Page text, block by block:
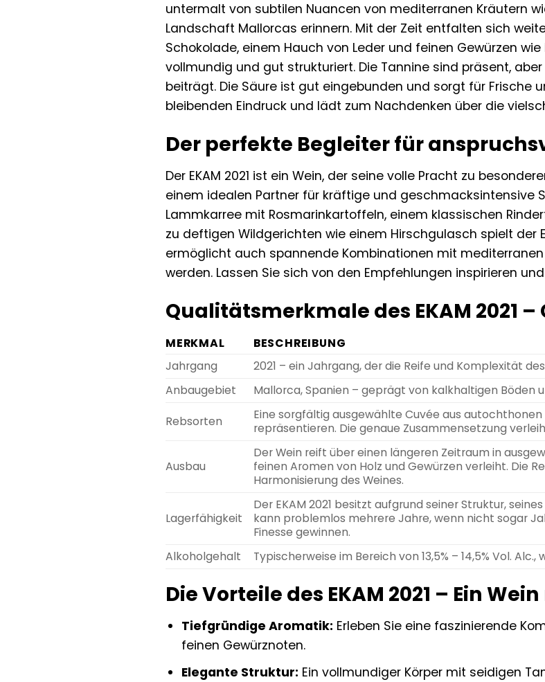
untermalt von subtilen Nuancen von mediterranen Kräutern
Landschaft Mallorcas erinnern. Mit der Zeit entfalten sich
Schokolade, einem Hauch von Leder und feinen Gewürzen
vollmundig und gut strukturiert. Die Tannine sind präsent,
beiträgt. Die Säure ist gut eingebunden und sorgt für Frische
bleibenden Eindruck und lädt zum Nachdenken über die
Der perfekte Begleiter für
Der EKAM 2021 ist ein Wein, der seine volle Pracht zu
einem idealen Partner für kräftige und geschmacksintensive
Lammkarree mit Rosmarinkartoffeln, einem klassischen
zu deftigen Wildgerichten wie einem Hirschgulasch spielt der
ermöglicht auch spannende Kombinationen mit
werden. Lassen Sie sich von den Empfehlungen inspirieren
Qualitätsmerkmale des EKAM 2021 –
MERKMAL
BESCHREIBUNG
Jahrgang
2021 – ein Jahrgang, der die Reife und Komplexität
Anbaugebiet
Mallorca, Spanien – geprägt von kalkhaltigen Böden
Rebsorten
Eine sorgfältig ausgewählte Cuvée aus
repräsentieren. Die genaue Zusammensetzung
Ausbau
Der Wein reift über einen längeren Zeitraum in
feinen Aromen von Holz und Gewürzen verleiht. Die
Harmonisierung des Weines.
Lagerfähigkeit
Der EKAM 2021 besitzt aufgrund seiner Struktur,
kann problemlos mehrere Jahre, wenn nicht sogar
Finesse gewinnen.
Alkoholgehalt
Typischerweise im Bereich von 13,5% – 14,5% Vol.
Die Vorteile des EKAM 2021 – Ein
Tiefgründige Aromatik: Erleben Sie eine faszinierende
feinen Gewürznoten.
Elegante Struktur: Ein vollmundiger Körper mit seidigen